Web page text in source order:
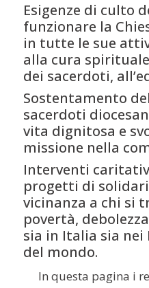
Esigenze di culto
funzionare la
in tutte le sue
alla cura
dei sacerdoti,
Sostentamento
sacerdoti
vita dignitosa e
missione nella
Interventi
progetti di
vicinanza a chi si
povertà,
sia in Italia sia nei
del mondo.
In questa pagina i